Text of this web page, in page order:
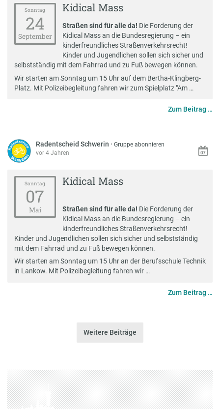
Sonntag
24
September
Kidical Mass
Straßen sind für alle da! Die Forderung der
Kidical Mass an die Bundesregierung – ein
kinderfreundliches Straßenverkehrsrecht!
Kinder und Jugendlichen sollen sich sicher und
selbstständig mit dem Fahrrad und zu Fuß bewegen können.
Wir starten am Sonntag um 15 Uhr auf dem Bertha-Klingberg-
Platz. Mit Polizeibegleitung fahren wir zum Spielplatz "Am …
Zum Beitrag …
Radentscheid Schwerin ·Gruppe abonnieren
vor 4 Jahren
Sonntag
07
Mai
Kidical Mass
Straßen sind für alle da! Die Forderung der
Kidical Mass an die Bundesregierung – ein
kinderfreundliches Straßenverkehrsrecht!
Kinder und Jugendlichen sollen sich sicher und selbstständig
mit dem Fahrrad und zu Fuß bewegen können.
Wir starten am Sonntag um 15 Uhr an der Berufsschule Technik
in Lankow. Mit Polizeibegleitung fahren wir …
Zum Beitrag …
Weitere Beiträge